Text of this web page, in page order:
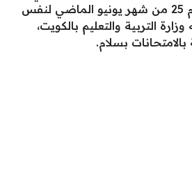
الطلاب الامتحانات يوم 25 من شهر يونيو الماضي لنفس
التربية والتعليم بالكويت،
بسلام.